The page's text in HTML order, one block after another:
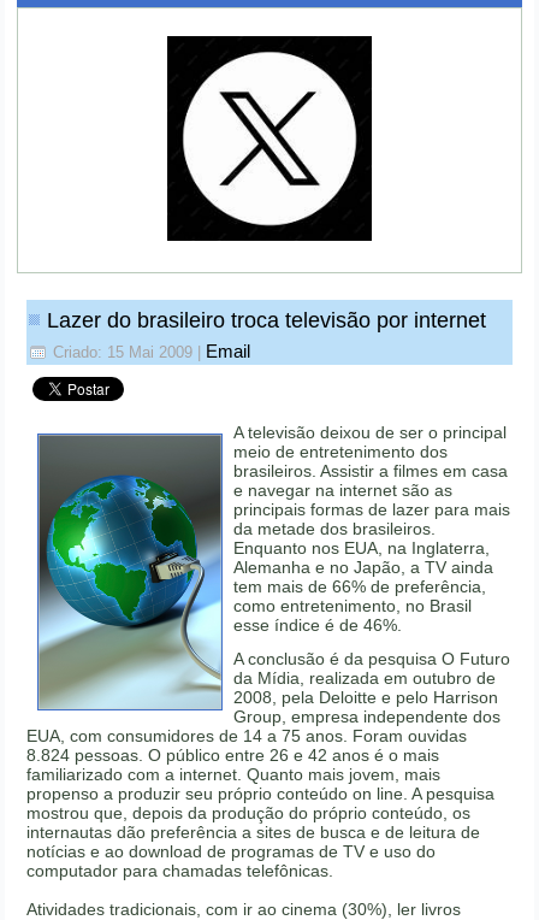
Lazer do brasileiro troca televisão por internet
Criado: 15 Mai 2009 Email
A televisão deixou de ser o principal
meio de entretenimento dos
brasileiros. Assistir a filmes em casa
e navegar na internet são as
principais formas de lazer para mais
da metade dos brasileiros.
Enquanto nos EUA, na Inglaterra,
Alemanha e no Japão, a TV ainda
tem mais de 66% de preferência,
como entretenimento, no Brasil
esse índice é de 46%.
A conclusão é da pesquisa O Futuro
da Mídia, realizada em outubro de
2008, pela Deloitte e pelo Harrison
Group, empresa independente dos
EUA, com consumidores de 14 a 75 anos. Foram ouvidas
8.824 pessoas. O público entre 26 e 42 anos é o mais
familiarizado com a internet. Quanto mais jovem, mais
propenso a produzir seu próprio conteúdo on line. A pesquisa
mostrou que, depois da produção do próprio conteúdo, os
internautas dão preferência a sites de busca e de leitura de
notícias e ao download de programas de TV e uso do
computador para chamadas telefônicas.
Atividades tradicionais, com ir ao cinema (30%), ler livros